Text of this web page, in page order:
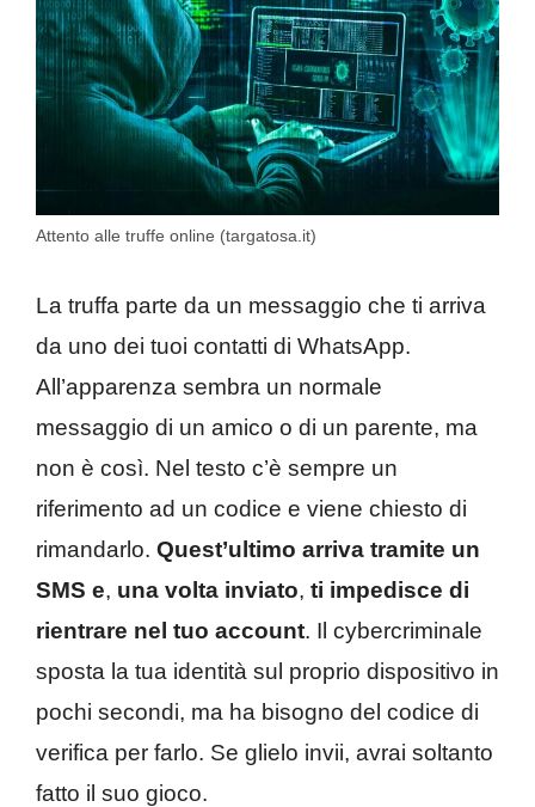
Attento alle truffe online (targatosa.it)
La truffa parte da un messaggio che ti arriva
da uno dei tuoi contatti di WhatsApp.
All’apparenza sembra un normale
messaggio di un amico o di un parente, ma
non è così. Nel testo c’è sempre un
riferimento ad un codice e viene chiesto di
rimandarlo. Quest’ultimo arriva tramite un
SMS e, una volta inviato, ti impedisce di
rientrare nel tuo account. Il cybercriminale
sposta la tua identità sul proprio dispositivo in
pochi secondi, ma ha bisogno del codice di
verifica per farlo. Se glielo invii, avrai soltanto
fatto il suo gioco.